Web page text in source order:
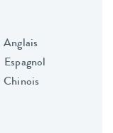
Anglais
Espagnol
Chinois